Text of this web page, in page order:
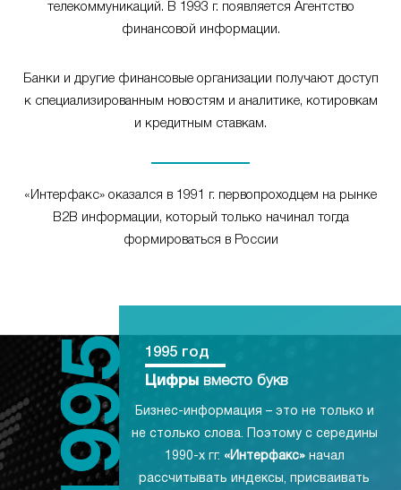
телекоммуникаций. В 1993 г. появляется Агентство
финансовой информации.
Банки и другие финансовые организации получают доступ
к специализированным новостям и аналитике, котировкам
и кредитным ставкам.
«Интерфакс» оказался в 1991 г. первопроходцем на рынке
B2B информации, который только начинал тогда
формироваться в России
1995 год
Цифры вместо букв
Бизнес-информация – это не только и
не столько слова. Поэтому с середины
1990-х гг. «Интерфакс»начал
рассчитывать индексы, присваивать